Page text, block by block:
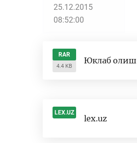
25.12.2015
08:52:00
RAR
4.4 KB
Юклаб олиш
LEX.UZ
lex.uz